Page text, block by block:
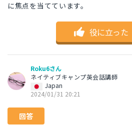
に焦点を当てています。
役に立った
Roku6さん
ネイティブキャンプ英会話講師
Japan
2024/01/31 20:21
回答